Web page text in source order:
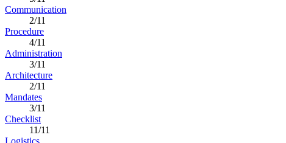
Communication
2/11
Procedure
4/11
Administration
3/11
Architecture
2/11
Mandates
3/11
Checklist
11/11
Logistics